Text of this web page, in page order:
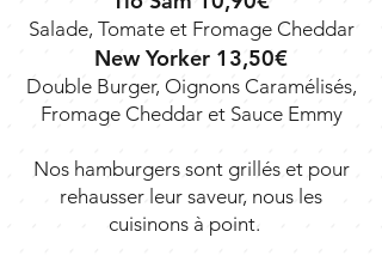
Salade, Tomate et Fromage Cheddar
New Yorker 13,50€
Double Burger, Oignons Caramélisés,
Fromage Cheddar et Sauce Emmy
Nos hamburgers sont grillés et pour
rehausser leur saveur, nous les
cuisinons à point.